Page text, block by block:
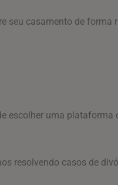
seu casamento de forma
escolher uma plataforma
resolvendo casos de